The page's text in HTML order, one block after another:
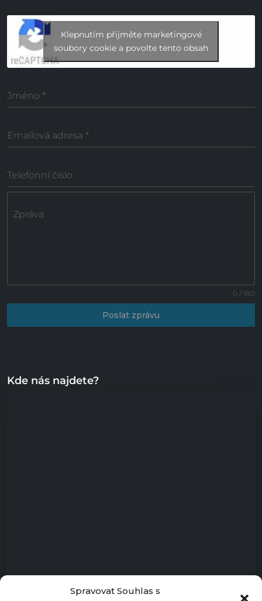
Spravovat Souhlas s
Klepnutím přijměte marketingové
soubory cookie a povolte tento obsah
Jméno *
Emailová adresa *
Telefonní číslo
Zpráva
0 / 180
Poslat zprávu
Kde nás najdete?